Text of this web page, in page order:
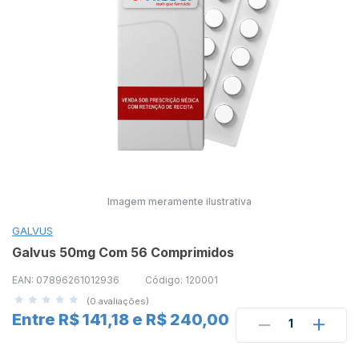
Imagem meramente ilustrativa
GALVUS
Galvus 50mg Com 56 Comprimidos
EAN: 07896261012936 Código: 120001
(0 avaliações)
Entre R$ 141,18 e R$ 240,00 1